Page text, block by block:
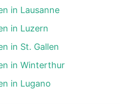
in Lausanne
in Luzern
in St. Gallen
in Winterthur
in Lugano